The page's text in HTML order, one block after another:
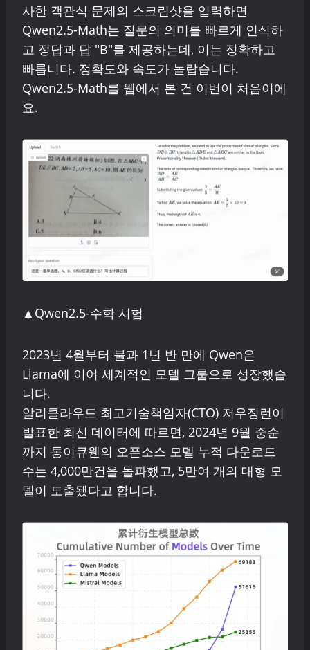
사한 객관식 문제의 스크린샷을 입력하면
Qwen2.5-Math는 질문의 의미를 빠르게 인식하
고 정답과 답 "B"를 제공하는데, 이는 정확하고
빠릅니다. 정확도와 속도가 놀랍습니다.
Qwen2.5-Math를 웹에서 본 건 이번이 처음이에
요.
▲Qwen2.5-수학 시험
2023년 4월부터 불과 1년 반 만에 Qwen은
Llama에 이어 세계적인 모델 그룹으로 성장했습
니다.
알리클라우드 최고기술책임자(CTO) 저우징런이
발표한 최신 데이터에 따르면, 2024년 9월 중순
까지 통이큐웬의 오픈소스 모델 누적 다운로드
수는 4,000만건을 돌파했고, 5만여 개의 대형 모
델이 도출됐다고 합니다.